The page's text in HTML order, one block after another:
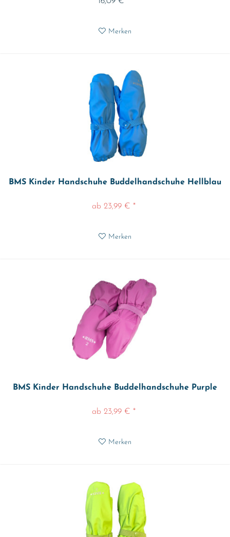
Merken
BMS Kinder Handschuhe Buddelhandschuhe Hellblau
ab 23,99 € *
Merken
BMS Kinder Handschuhe Buddelhandschuhe Purple
ab 23,99 € *
Merken